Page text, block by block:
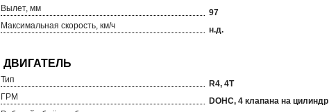
Вылет, мм
97
Максимальная скорость, км/ч
н.д.
Тип
R4, 4Т
ГРМ
DOHC, 4 клапана на цилиндр